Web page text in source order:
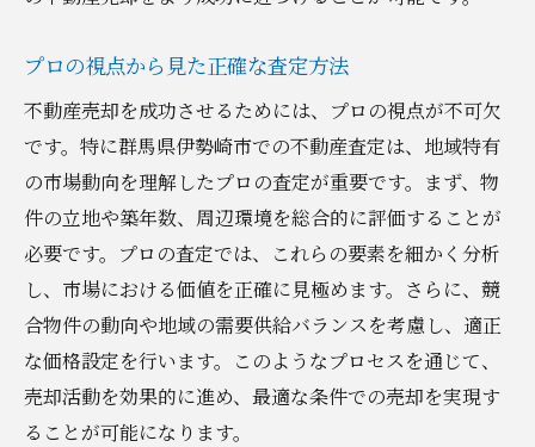
プロの視点から見た正確な査定方法
不動産売却を成功させるためには、プロの視点が不可欠
です。特に群馬県伊勢崎市での不動産査定は、地域特有
の市場動向を理解したプロの査定が重要です。まず、物
件の立地や築年数、周辺環境を総合的に評価することが
必要です。プロの査定では、これらの要素を細かく分析
し、市場における価値を正確に見極めます。さらに、競
合物件の動向や地域の需要供給バランスを考慮し、適正
な価格設定を行います。このようなプロセスを通じて、
売却活動を効果的に進め、最適な条件での売却を実現す
ることが可能になります。